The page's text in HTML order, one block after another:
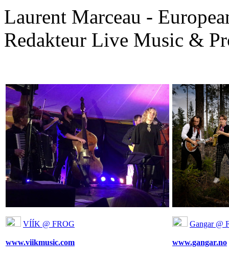
Laurent Marceau -
Redakteur Live Music &
VÍÍK @ FROG
www.viikmusic.com
Gangar @
www.gangar.no